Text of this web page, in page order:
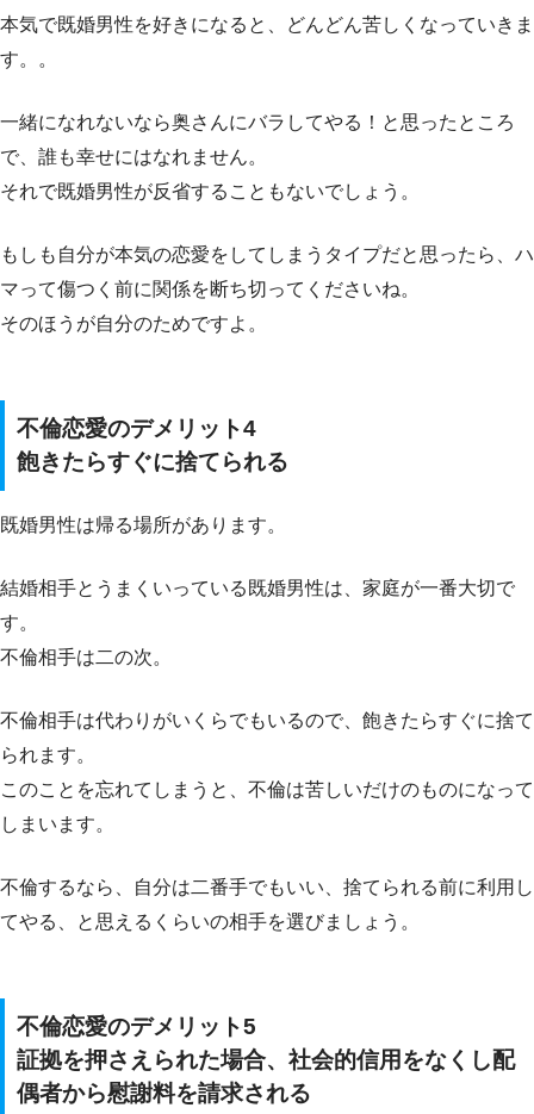
本気で既婚男性を好きになると、どんどん苦しくなっていきま
す。。
一緒になれないなら奥さんにバラしてやる！と思ったところ
で、誰も幸せにはなれません。
それで既婚男性が反省することもないでしょう。
もしも自分が本気の恋愛をしてしまうタイプだと思ったら、ハ
マって傷つく前に関係を断ち切ってくださいね。
そのほうが自分のためですよ。
不倫恋愛のデメリット4
飽きたらすぐに捨てられる
既婚男性は帰る場所があります。
結婚相手とうまくいっている既婚男性は、家庭が一番大切で
す。
不倫相手は二の次。
不倫相手は代わりがいくらでもいるので、飽きたらすぐに捨て
られます。
このことを忘れてしまうと、不倫は苦しいだけのものになって
しまいます。
不倫するなら、自分は二番手でもいい、捨てられる前に利用し
てやる、と思えるくらいの相手を選びましょう。
不倫恋愛のデメリット5
証拠を押さえられた場合、社会的信用をなくし配
偶者から慰謝料を請求される